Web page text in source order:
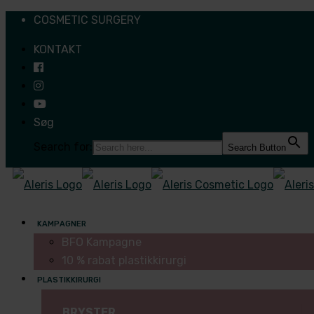
COSMETIC SURGERY
KONTAKT
Søg
Search Button
KAMPAGNER
BFO Kampagne
10 % rabat plastikkirurgi
PLASTIKKIRURGI